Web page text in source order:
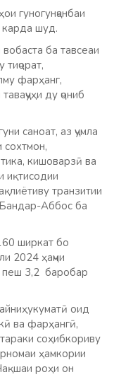
гуногунҷанбаи
карда шуд.
ба тавсеаи
фарҳанг,
ду ҷониб
саноат, аз ҷумла
кишоварзӣ ва
иқтисодии
транзитии
Аббос ба
ширкат бо
2024 ҳаҷми
пеш 3,2 баробар
оид
ва фарҳангӣ,
соҳибкориву
ҳамкории
роҳи он